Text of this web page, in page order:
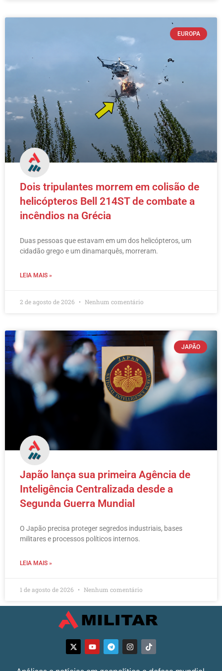
EUROPA
Dois tripulantes morrem em colisão de
helicópteros Bell 214ST de combate a
incêndios na Grécia
Duas pessoas que estavam em um dos helicópteros, um
cidadão grego e um dinamarquês, morreram.
LEIA MAIS »
2 de agosto de 2026 Nenhum comentário
JAPÃO
Japão lança sua primeira Agência de
Inteligência Centralizada desde a
Segunda Guerra Mundial
O Japão precisa proteger segredos industriais, bases
militares e processos políticos internos.
LEIA MAIS »
1 de agosto de 2026 Nenhum comentário